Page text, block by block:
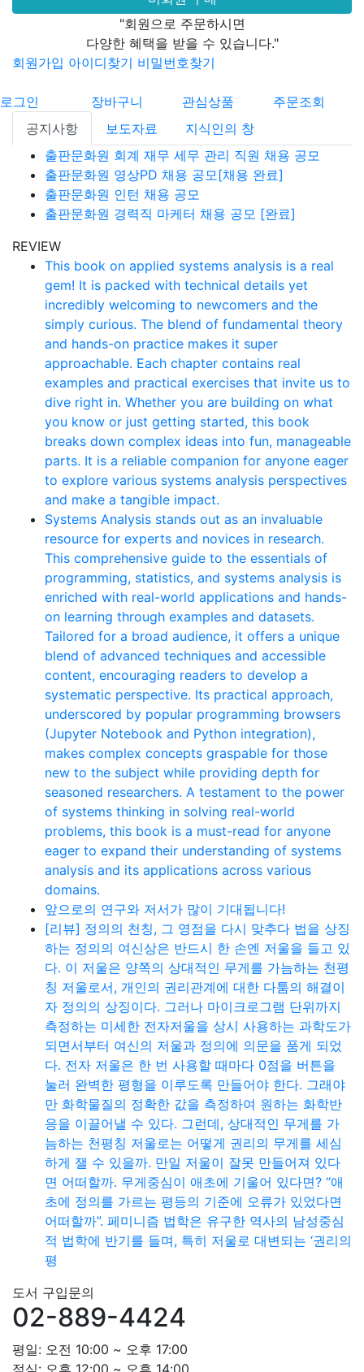
"회원으로 주문하시면
다양한 혜택을 받을 수 있습니다."
회원가입 아이디찾기 비밀번호찾기
로그인 장바구니 관심상품
주문조회
공지사항
보도자료
지식인의 창
출판문화원 회계 재무 세무 관리 직원 채용 공모
출판문화원 영상PD 채용 공모[채용 완료]
출판문화원 인턴 채용 공모
출판문화원 경력직 마케터 채용 공모 [완료]
REVIEW
This book on applied systems analysis is a real
gem! It is packed with technical details yet
incredibly welcoming to newcomers and the
simply curious. The blend of fundamental theory
and hands-on practice makes it super
approachable. Each chapter contains real
examples and practical exercises that invite us to
dive right in. Whether you are building on what
you know or just getting started, this book
breaks down complex ideas into fun, manageable
parts. It is a reliable companion for anyone eager
to explore various systems analysis perspectives
and make a tangible impact.
Systems Analysis stands out as an invaluable
resource for experts and novices in research.
This comprehensive guide to the essentials of
programming, statistics, and systems analysis is
enriched with real-world applications and hands-
on learning through examples and datasets.
Tailored for a broad audience, it offers a unique
blend of advanced techniques and accessible
content, encouraging readers to develop a
systematic perspective. Its practical approach,
underscored by popular programming browsers
(Jupyter Notebook and Python integration),
makes complex concepts graspable for those
new to the subject while providing depth for
seasoned researchers. A testament to the power
of systems thinking in solving real-world
problems, this book is a must-read for anyone
eager to expand their understanding of systems
analysis and its applications across various
domains.
앞으로의 연구와 저서가 많이 기대됩니다!
[리뷰] 정의의 천칭, 그 영점을 다시 맞추다 법을 상징
하는 정의의 여신상은 반드시 한 손엔 저울을 들고 있
다. 이 저울은 양쪽의 상대적인 무게를 가늠하는 천평
칭 저울로서, 개인의 권리관계에 대한 다툼의 해결이
자 정의의 상징이다. 그러나 마이크로그램 단위까지
측정하는 미세한 전자저울을 상시 사용하는 과학도가
되면서부터 여신의 저울과 정의에 의문을 품게 되었
다. 전자 저울은 한 번 사용할 때마다 0점을 버튼을
눌러 완벽한 평형을 이루도록 만들어야 한다. 그래야
만 화학물질의 정확한 값을 측정하여 원하는 화학반
응을 이끌어낼 수 있다. 그런데, 상대적인 무게를 가
늠하는 천평칭 저울로는 어떻게 권리의 무게를 세심
하게 잴 수 있을까. 만일 저울이 잘못 만들어져 있다
면 어떠할까. 무게중심이 애초에 기울어 있다면? “애
초에 정의를 가르는 평등의 기준에 오류가 있었다면
어떠할까”. 페미니즘 법학은 유구한 역사의 남성중심
적 법학에 반기를 들며, 특히 저울로 대변되는 ‘권리의
평
도서 구입문의
02-889-4424
평일: 오전 10:00 ~ 오후 17:00
점심: 오후 12:00 ~ 오후 14:00